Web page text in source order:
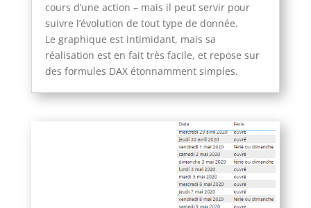
cours d’une action – mais il peut servir pour
suivre l’évolution de tout type de donnée.
Le graphique est intimidant, mais sa
réalisation est en fait très facile, et repose sur
des formules DAX étonnamment simples.